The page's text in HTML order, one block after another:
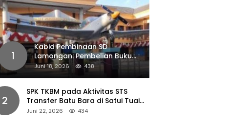
1
Kabid Pembinaan SD
Lamongan: Pembelian Buku
Pendamping Tidak Boleh
Dipaksakan
Juni 18, 2026 438
2
SPK TKBM pada Aktivitas STS
Transfer Batu Bara di Satui Tuai
Sorotan
Juni 22, 2026 434